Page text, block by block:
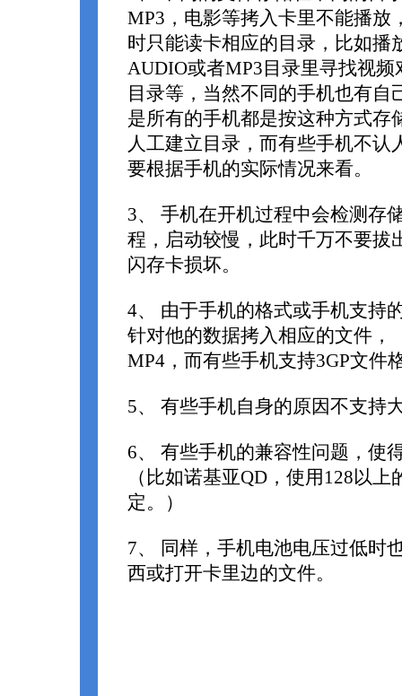
MP3，电影等拷入卡里不能播放
时只能读卡相应的目录，比如播
AUDIO或者MP3目录里寻找视
目录等，当然不同的手机也有自
是所有的手机都是按这种方式存
人工建立目录，而有些手机不认
要根据手机的实际情况来看。
3、 手机在开机过程中会检测存
程，启动较慢，此时千万不要拔
闪存卡损坏。
4、 由于手机的格式或手机支持
针对他的数据拷入相应的文件，
MP4，而有些手机支持3GP文件
5、 有些手机自身的原因不支持
6、 有些手机的兼容性问题，使
（比如诺基亚QD，使用128以上
定。）
7、 同样，手机电池电压过低时
西或打开卡里边的文件。